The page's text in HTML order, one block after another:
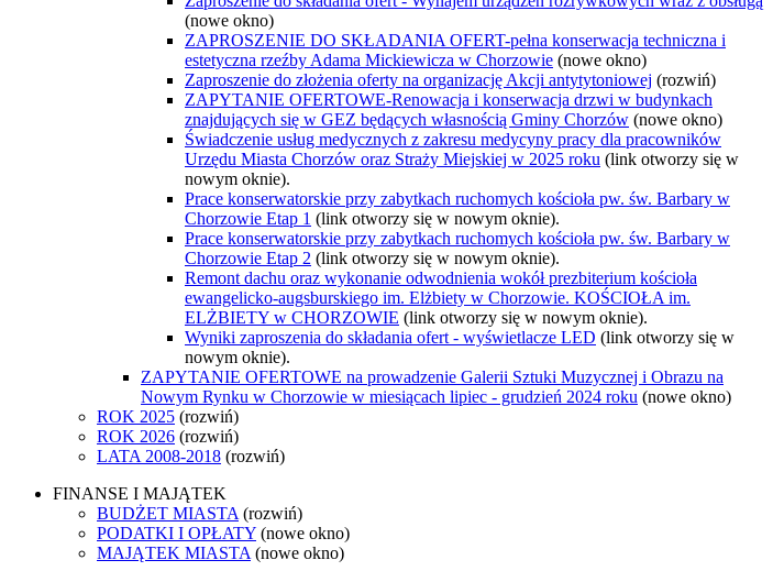
(nowe okno)
ZAPROSZENIE DO SKŁADANIA OFERT-pełna konserwacja techniczna i
estetyczna rzeźby Adama Mickiewicza w Chorzowie (nowe okno)
Zaproszenie do złożenia oferty na organizację Akcji antytytoniowej (rozwiń)
ZAPYTANIE OFERTOWE-Renowacja i konserwacja drzwi w budynkach
znajdujących się w GEZ będących własnością Gminy Chorzów (nowe okno)
Świadczenie usług medycznych z zakresu medycyny pracy dla pracowników
Urzędu Miasta Chorzów oraz Straży Miejskiej w 2025 roku (link otworzy się w
nowym oknie).
Prace konserwatorskie przy zabytkach ruchomych kościoła pw. św. Barbary w
Chorzowie Etap 1 (link otworzy się w nowym oknie).
Prace konserwatorskie przy zabytkach ruchomych kościoła pw. św. Barbary w
Chorzowie Etap 2 (link otworzy się w nowym oknie).
Remont dachu oraz wykonanie odwodnienia wokół prezbiterium kościoła
ewangelicko-augsburskiego im. Elżbiety w Chorzowie. KOŚCIOŁA im.
ELŻBIETY w CHORZOWIE (link otworzy się w nowym oknie).
Wyniki zaproszenia do składania ofert - wyświetlacze LED (link otworzy się w
nowym oknie).
ZAPYTANIE OFERTOWE na prowadzenie Galerii Sztuki Muzycznej i Obrazu na
Nowym Rynku w Chorzowie w miesiącach lipiec - grudzień 2024 roku (nowe okno)
ROK 2025 (rozwiń)
ROK 2026 (rozwiń)
LATA 2008-2018 (rozwiń)
FINANSE I MAJĄTEK
BUDŻET MIASTA (rozwiń)
PODATKI I OPŁATY (nowe okno)
MAJĄTEK MIASTA (nowe okno)